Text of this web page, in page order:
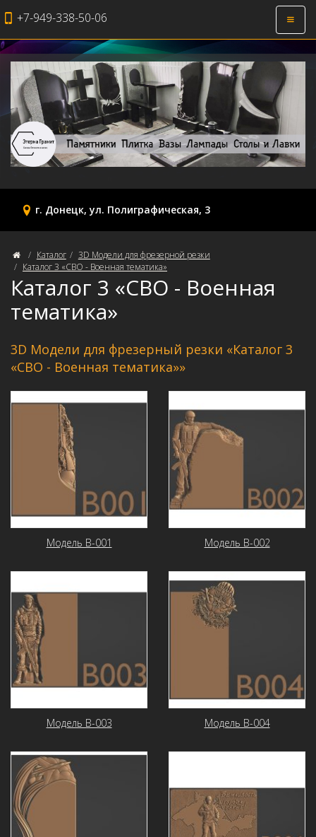
+7-949-338-50-06
г. Донецк, ул. Полиграфическая, 3
Каталог
3D Модели для фрезерной резки
Каталог 3 «СВО - Военная тематика»
Каталог 3 «СВО - Военная
тематика»
3D Модели для фрезерный резки «Каталог 3
«СВО - Военная тематика»»
Модель В-001 Модель В-002
Модель В-003 Модель В-004